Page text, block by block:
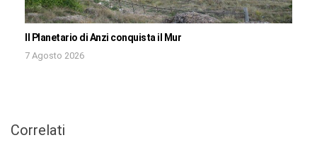
Il Planetario di Anzi conquista il Mur
7 Agosto 2026
Correlati